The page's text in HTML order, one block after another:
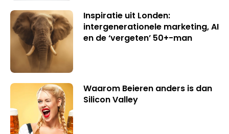
Inspiratie uit Londen:
intergenerationele marketing, AI
en de ‘vergeten’ 50+-man
Waarom Beieren anders is dan
Silicon Valley